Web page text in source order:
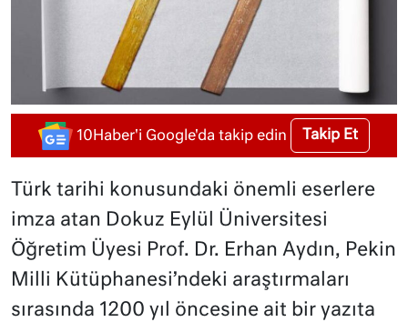
10Haber'i Google'da takip edin Takip Et
Türk tarihi konusundaki önemli eserlere
imza atan Dokuz Eylül Üniversitesi
Öğretim Üyesi Prof. Dr. Erhan Aydın, Pekin
Milli Kütüphanesi’ndeki araştırmaları
sırasında 1200 yıl öncesine ait bir yazıta